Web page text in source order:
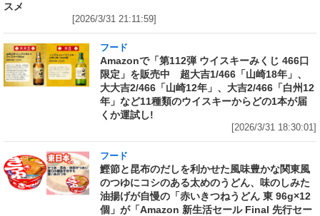
スメ
[2026/3/31 21:11:59]
フード
Amazonで「第112弾 ウイスキーみくじ 466口
限定」を販売中 超大吉1/466「山崎18年」、
大大吉2/466「山崎12年」、大吉2/466「白州12
年」など11種類のウイスキーからどの1本が届
くか運試し!
[2026/3/31 18:30:01]
フード
鰹節と昆布のだしを利かせた風味豊かな関東風
のつゆにコシのある太めのうどん、味のしみた
油揚げが自慢の「赤いきつねうどん 東 96g×12
個」が「Amazon 新生活セール Final 先行セー